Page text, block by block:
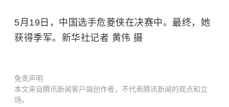
5月19日，中国选手危菱侠在决赛中。最终，她
获得季军。新华社记者 黄伟 摄
免责声明
本文来自腾讯新闻客户端创作者，不代表腾讯新闻的观点和立
场。